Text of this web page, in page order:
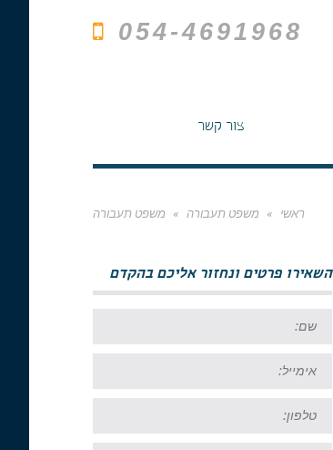
054-4691968
צור קשר
ראשי » משפט תעבורה » משפט תעבורה
השאירו פרטים ונחזור אליכם בהקדם